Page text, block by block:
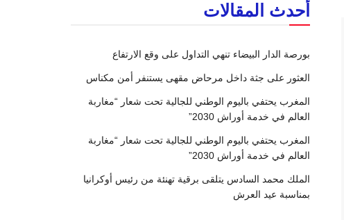
أحدث المقالات
بورصة الدار البيضاء تنهي التداول على وقع الارتفاع
العثور على جثة داخل مرحاض مقهى يستنفر أمن مكناس
المغرب يحتفي باليوم الوطني للجالية تحت شعار “مغاربة
العالم في خدمة أوراش 2030”
المغرب يحتفي باليوم الوطني للجالية تحت شعار “مغاربة
العالم في خدمة أوراش 2030”
الملك محمد السادس يتلقى برقية تهنئة من رئيس أوكرانيا
بمناسبة عيد العرش